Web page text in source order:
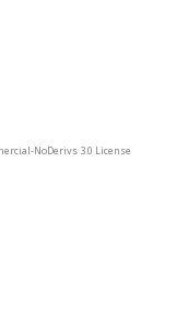
NoDerivs 3.0 License